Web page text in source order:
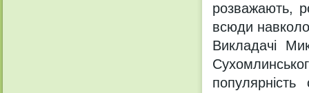
розважають,
всюди
Викладачі